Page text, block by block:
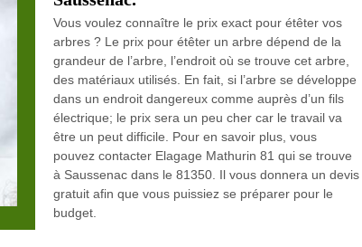
Vous voulez connaître le prix exact pour étêter vos
arbres ? Le prix pour étêter un arbre dépend de la
grandeur de l’arbre, l’endroit où se trouve cet arbre,
des matériaux utilisés. En fait, si l’arbre se développe
dans un endroit dangereux comme auprès d’un fils
électrique; le prix sera un peu cher car le travail va
être un peut difficile. Pour en savoir plus, vous
pouvez contacter Elagage Mathurin 81 qui se trouve
à Saussenac dans le 81350. Il vous donnera un devis
gratuit afin que vous puissiez se préparer pour le
budget.